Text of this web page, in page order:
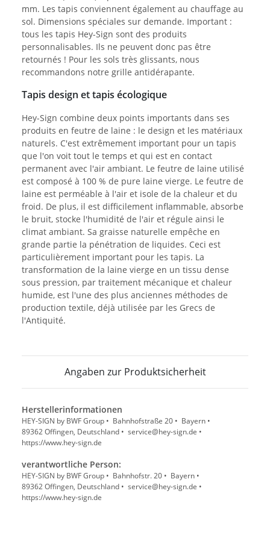
mm. Les tapis conviennent également au chauffage au
sol. Dimensions spéciales sur demande. Important :
tous les tapis Hey-Sign sont des produits
personnalisables. Ils ne peuvent donc pas être
retournés ! Pour les sols très glissants, nous
recommandons notre grille antidérapante.
Tapis design et tapis écologique
Hey-Sign combine deux points importants dans ses
produits en feutre de laine : le design et les matériaux
naturels. C'est extrêmement important pour un tapis
que l'on voit tout le temps et qui est en contact
permanent avec l'air ambiant. Le feutre de laine utilisé
est composé à 100 % de pure laine vierge. Le feutre de
laine est perméable à l'air et isole de la chaleur et du
froid. De plus, il est difficilement inflammable, absorbe
le bruit, stocke l'humidité de l'air et régule ainsi le
climat ambiant. Sa graisse naturelle empêche en
grande partie la pénétration de liquides. Ceci est
particulièrement important pour les tapis. La
transformation de la laine vierge en un tissu dense
sous pression, par traitement mécanique et chaleur
humide, est l'une des plus anciennes méthodes de
production textile, déjà utilisée par les Grecs de
l'Antiquité.
Angaben zur Produktsicherheit
Herstellerinformationen
HEY-SIGN by BWF Group • Bahnhofstraße 20 • Bayern •
89362 Offingen, Deutschland • service@hey-sign.de •
https://www.hey-sign.de
verantwortliche Person:
HEY-SIGN by BWF Group • Bahnhofstr. 20 • Bayern •
89362 Offingen, Deutschland • service@hey-sign.de •
https://www.hey-sign.de